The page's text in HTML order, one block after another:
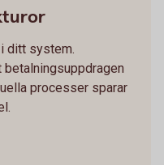
ditt system.
processer sparar